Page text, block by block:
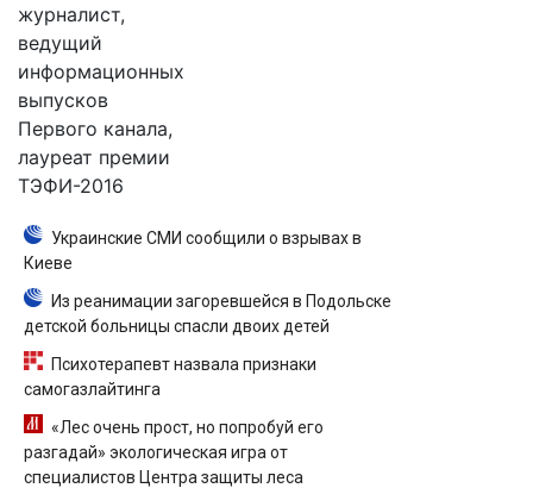
журналист,
ведущий
информационных
выпусков
Первого канала,
лауреат премии
ТЭФИ-2016
Украинские СМИ сообщили о взрывах в
Киеве
Из реанимации загоревшейся в Подольске
детской больницы спасли двоих детей
Психотерапевт назвала признаки
самогазлайтинга
«Лес очень прост, но попробуй его
разгадай» экологическая игра от
специалистов Центра защиты леса